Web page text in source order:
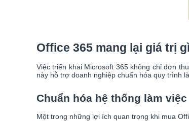
Office 365 mang lại giá trị
Việc triển khai Microsoft 365 không chỉ đơn
này hỗ trợ doanh nghiệp chuẩn hóa quy trình
Chuẩn hóa hệ thống làm
Một trong những lợi ích quan trọng khi mua